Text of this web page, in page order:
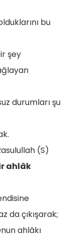
bu
şey
durumları şu
(S)
ahlâk
da çıkışarak;
ahlâkı